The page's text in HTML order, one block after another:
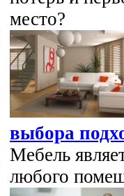
место?
выбора
Мебель
любого